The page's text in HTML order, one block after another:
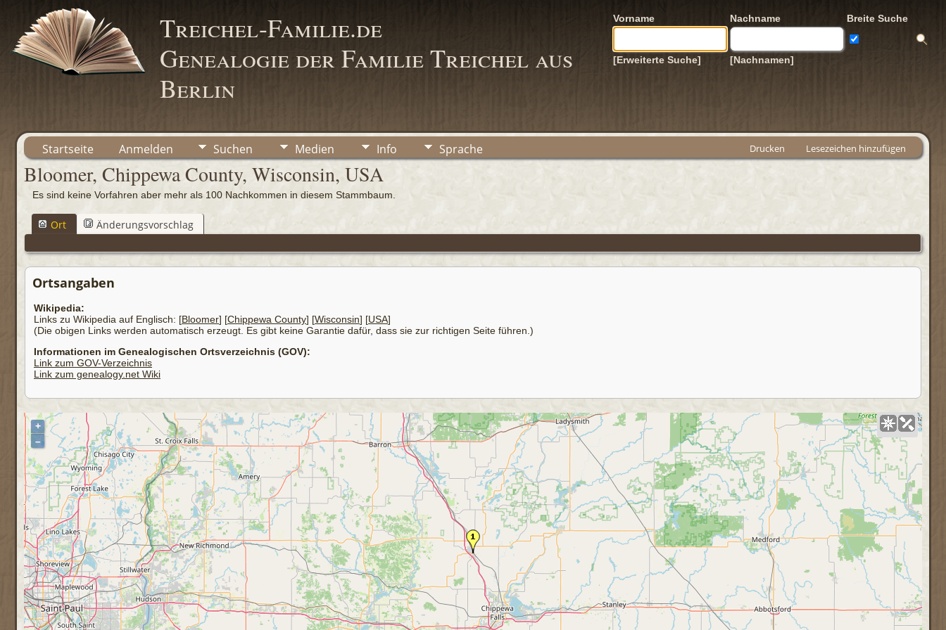
Treichel-Familie.de
Genealogie der Familie Treichel aus
Berlin
Vorname Nachname Breite Suche
[Erweiterte Suche] [Nachnamen]
Startseite Anmelden Suchen Medien Info Sprache Drucken Lesezeichen hinzufügen
Bloomer, Chippewa County, Wisconsin, USA
Es sind keine Vorfahren aber mehr als 100 Nachkommen in diesem Stammbaum.
Ort Änderungsvorschlag
Ortsangaben
Wikipedia:
Links zu Wikipedia auf Englisch: [Bloomer] [Chippewa County] [Wisconsin] [USA]
(Die obigen Links werden automatisch erzeugt. Es gibt keine Garantie dafür, dass sie zur richtigen Seite führen.)
Informationen im Genealogischen Ortsverzeichnis (GOV):
Link zum GOV-Verzeichnis
Link zum genealogy.net Wiki
+
–